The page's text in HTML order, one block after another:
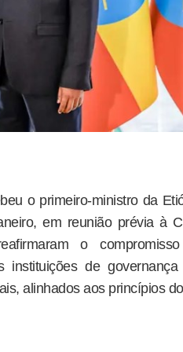
o primeiro-ministro da
em reunião prévia à
o
instituições de
alinhados aos princípios